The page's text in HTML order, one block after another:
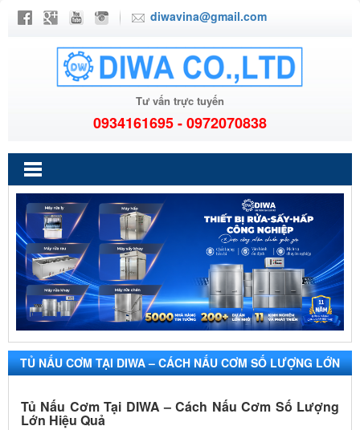
diwavina@gmail.com
Tư vấn trực tuyến
0934161695 - 0972070838
TỦ NẤU CƠM TẠI DIWA – CÁCH NẤU CƠM SỐ LƯỢNG LỚN
Tủ Nấu Cơm Tại DIWA – Cách Nấu Cơm Số Lượng
Lớn Hiệu Quả